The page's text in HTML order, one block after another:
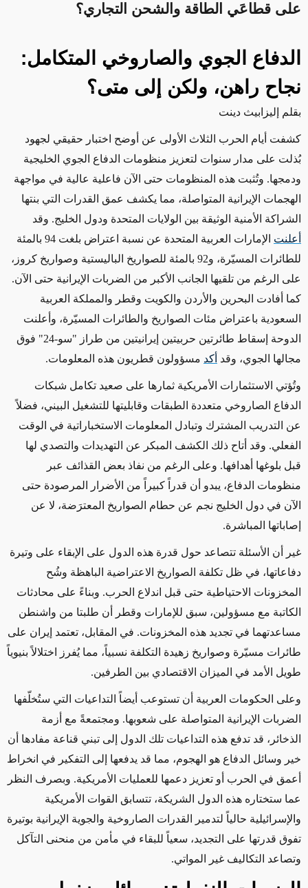
على قطاعَي الطاقة والشحن التجاري؟
الدفاع الجوي والصاروخي المتكامل:
نجاح راهن، ولكن إلى متى؟
بقلم إليزابيث دينت
كشفت أيام الحرب الثلاث الأولى عن أوضح اختبار حقيقي لجهود
بُذلت على مدار سنوات لتعزيز منظومات الدفاع الجوي الخليجية
ودمجها. وتُثبت هذه المنظومات حتى الآن فاعلية عالية في مواجهة
الهجمات الإيرانية المتواصلة، مما يكشف عمق القدرات التي بنتها
الشراكة الأمنية الوثيقة بين الولايات المتحدة ودول الخليج. وقد
أعلنت
الإمارات العربية المتحدة عن نسبة اعتراض بلغت 94 بالمئة
للطائرات المسيّرة، و92 بالمئة للصواريخ الباليستية وصواريخ كروز،
على الرغم من تلقيها الجانب الأكبر من الضربات الإيرانية حتى الآن.
كما أفادت البحرين والأردن والكويت وقطر والمملكة العربية
السعودية باعتراض مئات الصواريخ والطائرات المسيّرة، وأعلنت
الدوحة إسقاط طائرتين حربيتين إيرانيتين من طراز "سو-24" فوق
مجالها الجوي، وقد أكد مسؤولون قطريون هذه المعلومات.
وتُؤتي الاستثمارات الأمريكية ثمارها على صعيد تكامل شبكات
الدفاع الصاروخي متعددة الطبقات وقابليتها للتشغيل البيني، فضلاً
عن التدريب المشترك وتبادل المعلومات الاستخباراتية في الوقت
الفعلي. وقد أتاح ذلك الكشف المبكر عن التهديدات والتصدي لها
قبل بلوغها أهدافها. وعلى الرغم من نفاذ بعض القذائف عبر
منظومات الدفاع، يبدو أن قدراً كبيراً من الأضرار المرصودة حتى
الآن في دول الخليج نجم عن حطام الصواريخ المعترَضة، لا عن
إصاباتها المباشرة.
غير أن الأسئلة تتصاعد حول قدرة هذه الدول على الإبقاء على وتيرة
دفاعاتها، في ظل تكلفة الصواريخ الاعتراضية الباهظة وشُح
المخزونات الاحتياطية حتى قبل اندلاع الحرب. وبناءً على محادثات
الكاتبة مع مسؤولين، سبق للإمارات وقطر أن طلبتا من واشنطن
مساعدتهما في تجديد هذه المخزونات. في المقابل، تعتمد إيران على
طائرات مسيّرة وصواريخ زهيدة التكلفة نسبياً، مما يُفرز اختلالاً بنيوياً
طويل الأمد في الميزان الاقتصادي بين الطرفين.
وعلى الحكومات العربية أن تستوعب أيضاً التداعيات التي ستُخلّفها
الضربات الإيرانية المتواصلة على شعوبها. ومجتمعةً مع أزمة
الذخائر، قد تدفع هذه التداعيات تلك الدول إلى تبني قناعة مفادها أن
خير وسائل الدفاع هو الهجوم، مما قد يدفعها إلى التفكير في انخراط
أعمق في الحرب أو تعزيز دعمها للعمليات الأمريكية. وبصرف النظر
عما ستختاره هذه الدول الشريكة، تتسابق القوات الأمريكية
والإسرائيلية حالياً لتدمير القدرات الصاروخية والجوية الإيرانية بوتيرة
تفوق قدرتها على التجديد، سعياً للبقاء في مأمن من منحنى التآكل
وتصاعد التكاليف غير المواتي.